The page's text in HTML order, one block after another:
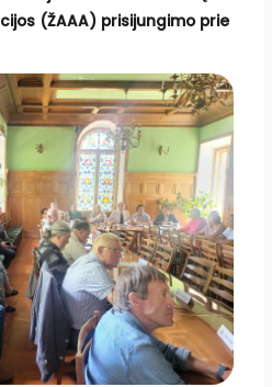
(ŽAAA) prisijungimo prie